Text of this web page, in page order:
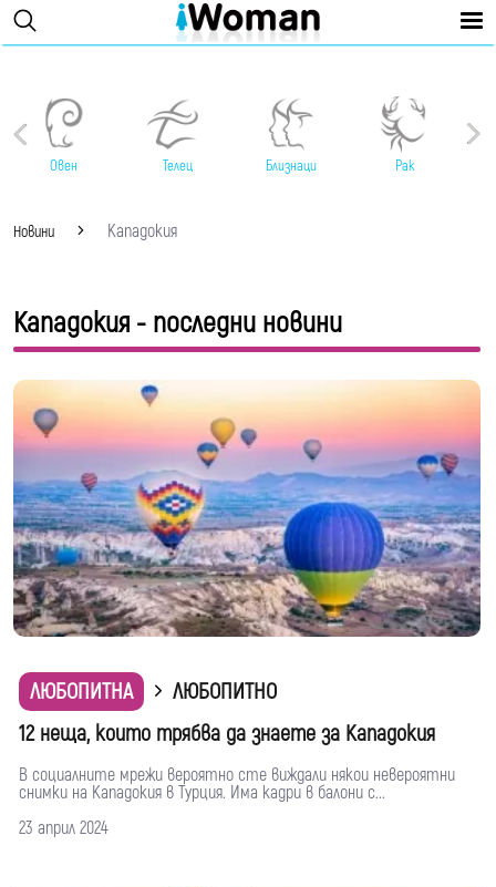
Овен Телец Близнаци Рак
Новини Кападокия
Кападокия - последни новини
ЛЮБОПИТНА
ЛЮБОПИТНО
12 неща, които трябва да знаете за Кападокия
В социалните мрежи вероятно сте виждали някои невероятни
снимки на Кападокия в Турция. Има кадри в балони с...
23 април 2024